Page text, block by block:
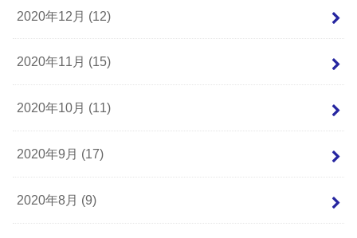
2020年12月 (12)
2020年11月 (15)
2020年10月 (11)
2020年9月 (17)
2020年8月 (9)